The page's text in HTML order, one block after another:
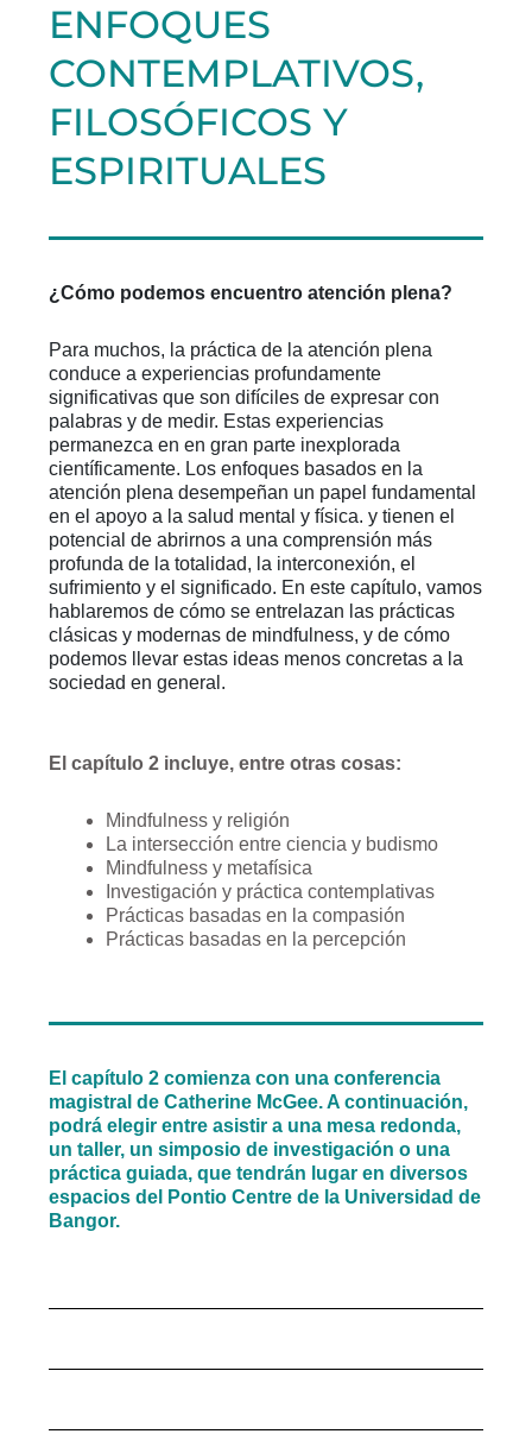
ENFOQUES
CONTEMPLATIVOS,
FILOSÓFICOS Y
ESPIRITUALES
¿Cómo podemosencuentro atención plena?
Para muchos, la práctica de la atención plena
conduce a experiencias profundamente
significativas que son difíciles de expresar con
palabras y de medir. Estas experiencias
permanezca en en gran parte inexplorada
científicamente. Los enfoques basados en la
atención plena desempeñan un papel fundamental
en el apoyo a la salud mental y física.y tienen el
potencial de abrirnos a una comprensión más
profunda de la totalidad, la interconexión, el
sufrimiento y el significado. En este capítulo,vamos
hablaremos de cómo se entrelazan las prácticas
clásicas y modernas de mindfulness, y de cómo
podemos llevar estas ideas menos concretas a la
sociedad en general.
El capítulo 2 incluye, entre otras cosas:
Mindfulness y religión
La intersección entre ciencia y budismo
Mindfulness y metafísica
Investigación y práctica contemplativas
Prácticas basadas en la compasión
Prácticas basadas en la percepción
El capítulo 2 comienza con una conferencia
magistral de Catherine McGee. A continuación,
podrá elegir entre asistir a una mesa redonda,
un taller, un simposio de investigación o una
práctica guiada, que tendrán lugar en diversos
espacios del Pontio Centre de la Universidad de
Bangor.